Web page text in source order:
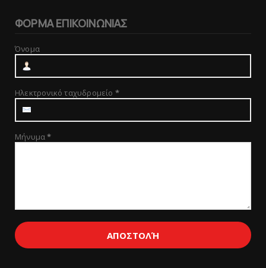
ΦΟΡΜΑ ΕΠΙΚΟΙΝΩΝΙΑΣ
Όνομα
Ηλεκτρονικό ταχυδρομείο *
Μήνυμα*